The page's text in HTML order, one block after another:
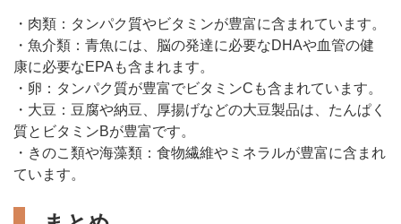
・肉類：タンパク質やビタミンが豊富に含まれています。
・魚介類：青魚には、脳の発達に必要なDHAや血管の健
康に必要なEPAも含まれます。
・卵：タンパク質が豊富でビタミンCも含まれています。
・大豆：豆腐や納豆、厚揚げなどの大豆製品は、たんぱく
質とビタミンBが豊富です。
・きのこ類や海藻類：食物繊維やミネラルが豊富に含まれ
ています。